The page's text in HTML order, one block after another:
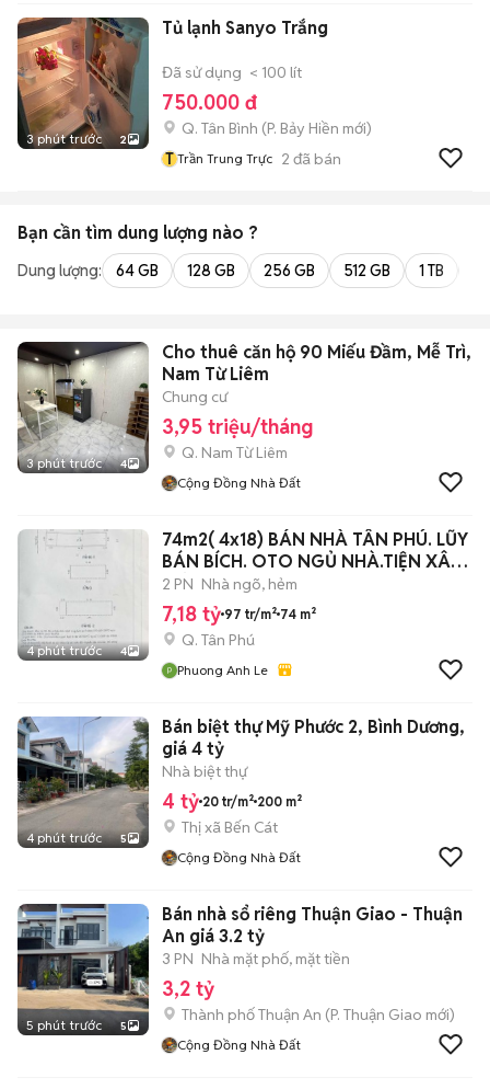
3 phút trước 2
Tủ lạnh Sanyo Trắng
Đã sử dụng < 100 lít
750.000 đ
Q. Tân Bình (P. Bảy Hiền mới)
T Trần Trung Trực 2 đã bán
Bạn cần tìm dung lượng nào ?
Dung lượng: 64 GB 128 GB 256 GB 512 GB 1 TB
3 phút trước 4
Cho thuê căn hộ 90 Miếu Đầm, Mễ Trì,
Nam Từ Liêm
Chung cư
3,95 triệu/tháng
Q. Nam Từ Liêm
Cộng Đồng Nhà Đất
4 phút trước 4
74m2( 4x18) BÁN NHÀ TÂN PHÚ. LŨY
BÁN BÍCH. OTO NGỦ NHÀ.TIỆN XÂY
MỚI.
2 PN Nhà ngõ, hẻm
7,18 tỷ 97 tr/m² 74 m²
Q. Tân Phú
Phuong Anh Le
4 phút trước 5
Bán biệt thự Mỹ Phước 2, Bình Dương,
giá 4 tỷ
Nhà biệt thự
4 tỷ 20 tr/m² 200 m²
Thị xã Bến Cát
Cộng Đồng Nhà Đất
5 phút trước 5
Bán nhà sổ riêng Thuận Giao - Thuận
An giá 3.2 tỷ
3 PN Nhà mặt phố, mặt tiền
3,2 tỷ
Thành phố Thuận An (P. Thuận Giao mới)
Cộng Đồng Nhà Đất